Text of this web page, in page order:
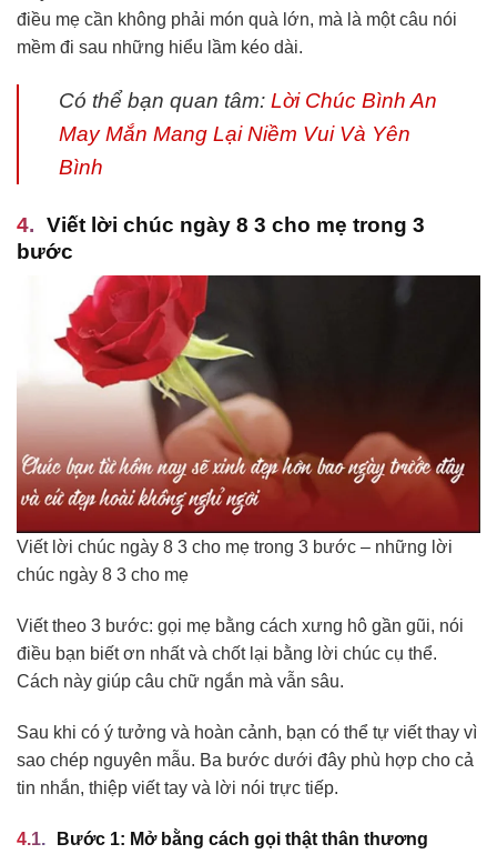
điều mẹ cần không phải món quà lớn, mà là một câu nói
mềm đi sau những hiểu lầm kéo dài.
Có thể bạn quan tâm: Lời Chúc Bình An
May Mắn Mang Lại Niềm Vui Và Yên
Bình
Viết lời chúc ngày 8 3 cho mẹ trong 3
bước
Viết lời chúc ngày 8 3 cho mẹ trong 3 bước – những lời
chúc ngày 8 3 cho mẹ
Viết theo 3 bước: gọi mẹ bằng cách xưng hô gần gũi, nói
điều bạn biết ơn nhất và chốt lại bằng lời chúc cụ thể.
Cách này giúp câu chữ ngắn mà vẫn sâu.
Sau khi có ý tưởng và hoàn cảnh, bạn có thể tự viết thay vì
sao chép nguyên mẫu. Ba bước dưới đây phù hợp cho cả
tin nhắn, thiệp viết tay và lời nói trực tiếp.
Bước 1: Mở bằng cách gọi thật thân thương